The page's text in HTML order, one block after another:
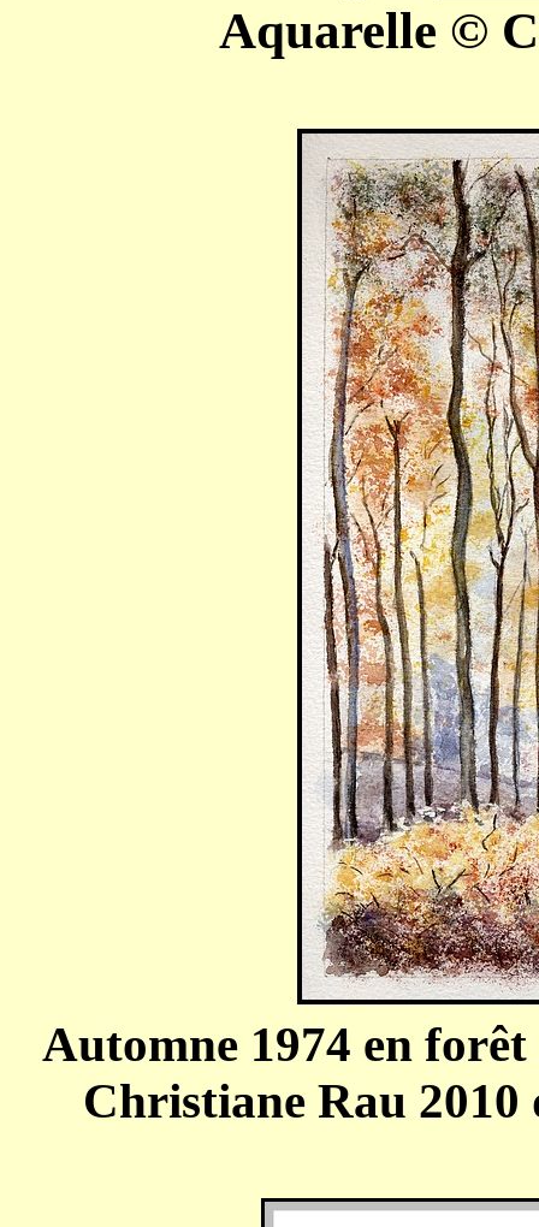
Aquarelle ©
Automne 1974 en
Christiane Rau